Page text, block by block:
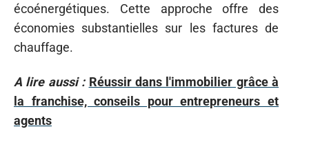
écoénergétiques. Cette approche offre des
économies substantielles sur les factures de
chauffage.
A lire aussi : Réussir dans l'immobilier grâce à
la franchise, conseils pour entrepreneurs et
agents